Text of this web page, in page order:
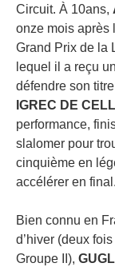
Circuit. À 10ans,
onze mois après
Grand Prix de la
lequel il a reçu
défendre son
IGREC DE
performance,
slalomer pour
cinquième en
accélérer en final.
Bien connu en
d’hiver (deux
Groupe II),